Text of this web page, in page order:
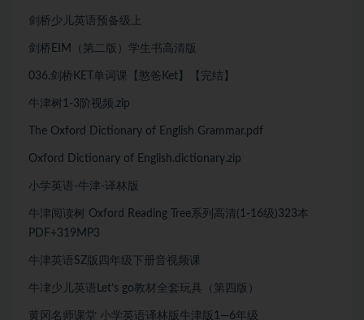
剑桥少儿英语预备级上
剑桥EIM（第二版）学生书高清版
036.剑桥KET单词课【憨爸Ket】【完结】
牛津树1-3阶视频.zip
The Oxford Dictionary of English Grammar.pdf
Oxford Dictionary of English.dictionary.zip
小学英语-牛津-译林版
牛津阅读树 Oxford Reading Tree系列高清(1-16级)323本
PDF+319MP3
牛津英语SZ版四年级下册音视频课
牛冿少儿英语Let’s go教材全套玩具（第四版）
黄冈名师课堂 小学英语译林版牛津版1—6年级